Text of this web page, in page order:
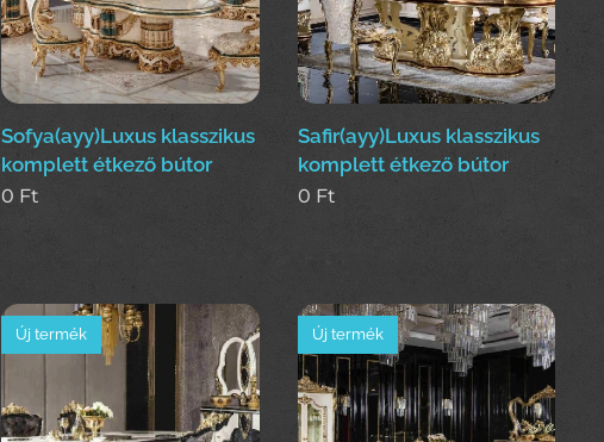
Sofya(ayy)Luxus klasszikus
komplett étkező bútor
0 Ft
Safir(ayy)Luxus klasszikus
komplett étkező bútor
0 Ft
Új termék Új termék